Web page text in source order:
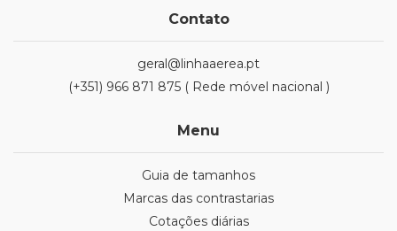
Contato
geral@linhaaerea.pt
(+351) 966 871 875 ( Rede móvel nacional )
Menu
Guia de tamanhos
Marcas das contrastarias
Cotações diárias